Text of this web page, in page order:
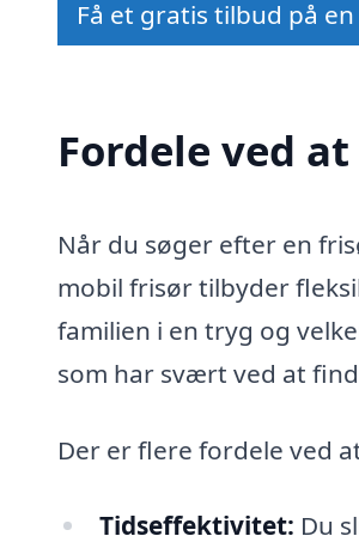
Få et gratis tilbud på
Fordele ved
Når du søger efter en
mobil frisør tilbyder
familien i en tryg og
som har svært ved at
Der er flere fordele ved
Tidseffektivitet: Du